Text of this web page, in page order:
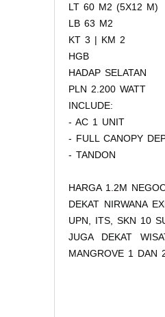
LT 60 M2 (5X12 M)
LB 63 M2
KT 3 | KM 2
HGB
HADAP SELATAN
PLN 2.200 WATT
INCLUDE:
- AC 1 UNIT
- FULL CANOPY
- TANDON
HARGA 1.2M
DEKAT NIRWANA
UPN, ITS, SKN 10
JUGA DEKAT
MANGROVE 1 DAN